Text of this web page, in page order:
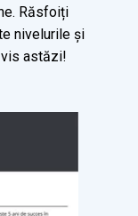
Răsfoiți
nivelurile și
astăzi!